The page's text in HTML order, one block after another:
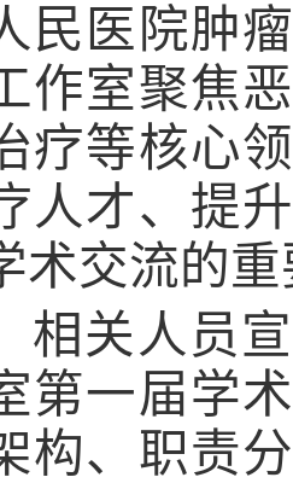
民医院肿
作室聚焦
疗等核心
人才、提
术交流的
相关人员
第一届学
构、职责